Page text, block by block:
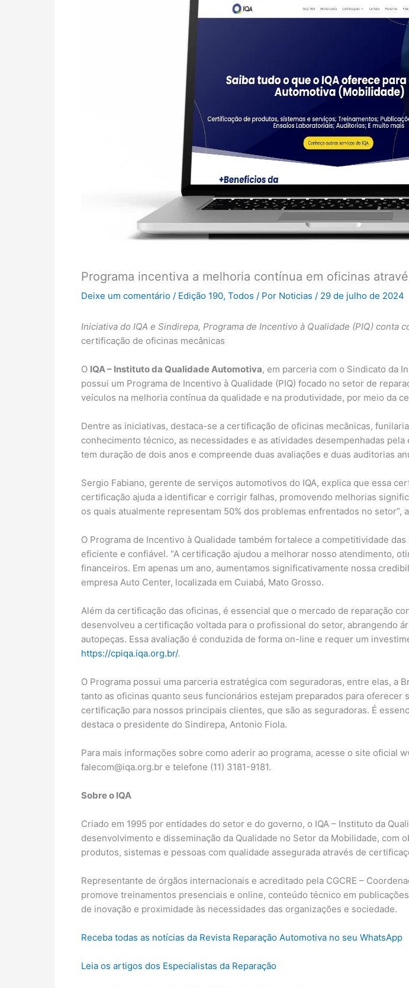
Programa incentiva a melhoria contínua em oficinas
Deixe um comentário / Edição 190, Todos / Por Noticias / 29 de julho de 2024
Iniciativa do IQA e Sindirepa, Programa de Incentivo à Qualidade (PIQ) conta
certificação de oficinas mecânicas
O IQA – Instituto da Qualidade Automotiva, em parceria com o Sindicato da
possui um Programa de Incentivo à Qualidade (PIQ) focado no setor de
veículos na melhoria contínua da qualidade e na produtividade, por meio da
Dentre as iniciativas, destaca-se a certificação de oficinas mecânicas,
conhecimento técnico, as necessidades e as atividades desempenhadas
tem duração de dois anos e compreende duas avaliações e duas auditorias
Sergio Fabiano, gerente de serviços automotivos do IQA, explica que essa
certificação ajuda a identificar e corrigir falhas, promovendo melhorias
os quais atualmente representam 50% dos problemas enfrentados no setor”,
O Programa de Incentivo à Qualidade também fortalece a competitividade
eficiente e confiável. “A certificação ajudou a melhorar nosso atendimento,
financeiros. Em apenas um ano, aumentamos significativamente nossa
empresa Auto Center, localizada em Cuiabá, Mato Grosso.
Além da certificação das oficinas, é essencial que o mercado de reparação
desenvolveu a certificação voltada para o profissional do setor, abrangendo
autopeças. Essa avaliação é conduzida de forma on-line e requer um
https://cpiqa.iqa.org.br/.
O Programa possui uma parceria estratégica com seguradoras, entre elas,
tanto as oficinas quanto seus funcionários estejam preparados para
certificação para nossos principais clientes, que são as seguradoras. É
destaca o presidente do Sindirepa, Antonio Fiola.
Para mais informações sobre como aderir ao programa, acesse o site oficial
falecom@iqa.org.br e telefone (11) 3181-9181.
Sobre o IQA
Criado em 1995 por entidades do setor e do governo, o IQA – Instituto da
desenvolvimento e disseminação da Qualidade no Setor da Mobilidade,
produtos, sistemas e pessoas com qualidade assegurada através de
Representante de órgãos internacionais e acreditado pela CGCRE –
promove treinamentos presenciais e online, conteúdo técnico em
de inovação e proximidade às necessidades das organizações e sociedade.
Receba todas as notícias da Revista Reparação Automotiva no seu WhatsApp
Leia os artigos dos Especialistas da Reparação